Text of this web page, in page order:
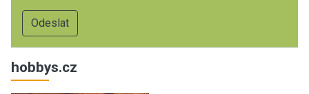
hobbys.cz